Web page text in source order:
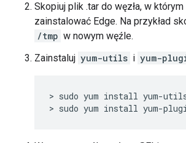
Skopiuj plik .tar do węzła, w
zainstalować Edge. Na przykład
/tmp w nowym węźle.
Zainstaluj yum-utils i yum-
> sudo yum install yum-
> sudo yum install yum-